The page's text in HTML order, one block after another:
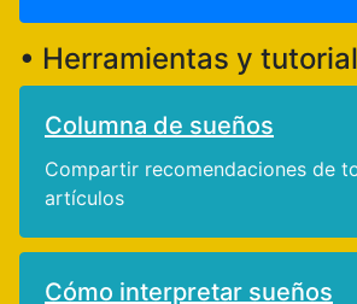
• Herramientas y
Columna de sueños
Compartir recomendaciones de
artículos
Cómo interpretar sueños